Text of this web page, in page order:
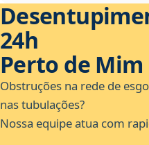
24h
Perto de Mim
Obstruções na rede de
nas tubulações?
Nossa equipe atua com